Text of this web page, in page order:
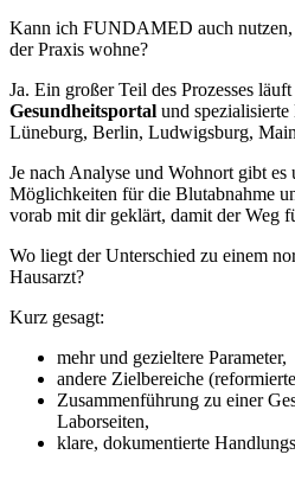
Kann ich FUNDAMED auch
der Praxis wohne?
Ja. Ein großer Teil des Prozesses
Gesundheitsportal und
Lüneburg, Berlin, Ludwigsburg,
Je nach Analyse und Wohnort gibt es
Möglichkeiten für die Blutabnahme
vorab mit dir geklärt, damit der Weg
Wo liegt der Unterschied zu einem
Hausarzt?
Kurz gesagt:
mehr und gezieltere Parameter,
andere Zielbereiche
Zusammenführung zu einer
Laborseiten,
klare, dokumentierte